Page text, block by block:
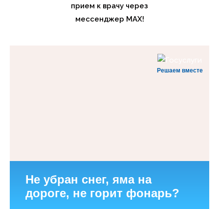
прием к врачу через
мессенджер MAX!
Решаем вместе
Не убран снег, яма на
дороге, не горит фонарь?